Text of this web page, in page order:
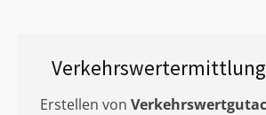
Verkehrswertermittlung
Erstellen von